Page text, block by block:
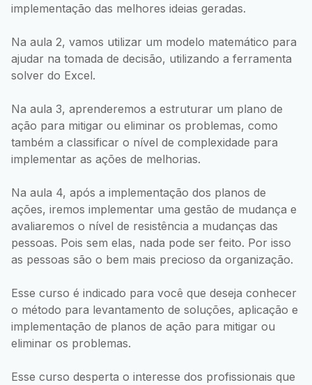
implementação das melhores ideias geradas.
Na aula 2, vamos utilizar um modelo matemático para
ajudar na tomada de decisão, utilizando a ferramenta
solver do Excel.
Na aula 3, aprenderemos a estruturar um plano de
ação para mitigar ou eliminar os problemas, como
também a classificar o nível de complexidade para
implementar as ações de melhorias.
Na aula 4, após a implementação dos planos de
ações, iremos implementar uma gestão de mudança e
avaliaremos o nível de resistência a mudanças das
pessoas. Pois sem elas, nada pode ser feito. Por isso
as pessoas são o bem mais precioso da organização.
Esse curso é indicado para você que deseja conhecer
o método para levantamento de soluções, aplicação e
implementação de planos de ação para mitigar ou
eliminar os problemas.
Esse curso desperta o interesse dos profissionais que